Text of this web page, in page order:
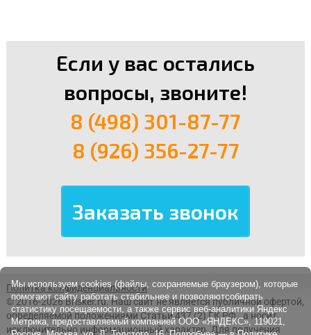
Если у вас остались
вопросы, звоните!
8 (498) 301-87-77
8 (926) 356-27-77
Политка конфиденциальности
© 2016-2026 Brisker.ru.Наш сайт не является публичной офертой,
определяемой положениями Статьи 437 (2) ГК РФ., а носит
исключительно информационный характер. Для получения
Мы используем cookies (файлы, сохраняемые браузером), которые
помогают сайту работать стабильнее и позволяютсобирать
статистику посещаемости, а также сервис веб-аналитики Яндекс
Метрика, предоставляемый компанией ООО «ЯНДЕКС», 119021,